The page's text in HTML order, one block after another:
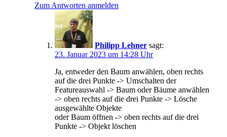
Zum Antworten anmelden
Philipp Lehner sagt:
23. Januar 2023 um 14:28 Uhr
Ja, entweder den Baum anwählen, oben rechts
auf die drei Punkte -> Umschalten der
Featureauswahl -> Baum oder Bäume anwählen
-> oben rechts auf die drei Punkte -> Lösche
ausgewählte Objekte
oder Baum öffnen -> oben rechts auf die drei
Punkte -> Objekt löschen